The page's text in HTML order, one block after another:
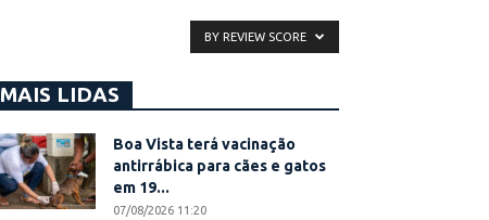
BY REVIEW SCORE
MAIS LIDAS
Boa Vista terá vacinação
antirrábica para cães e gatos
em 19...
07/08/2026 11:20